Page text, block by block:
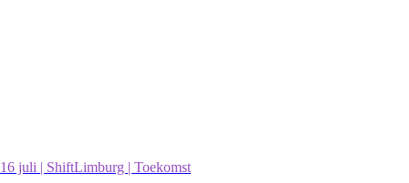
16 juli | ShiftLimburg | Toekomst